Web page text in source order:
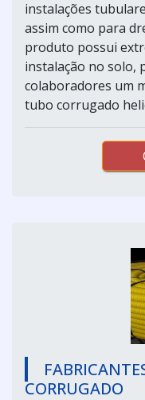
instalações
assim como para
produto possui
instalação no solo,
colaboradores um
tubo corrugado
CORRUGADO